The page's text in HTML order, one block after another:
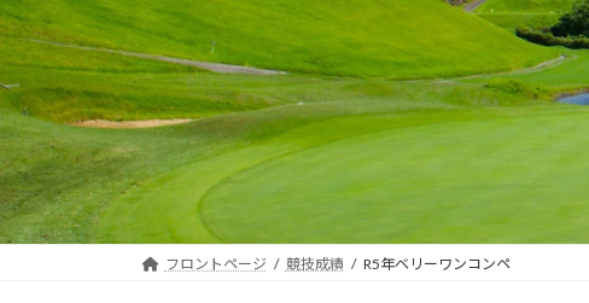
プ
動
フロントページ 競技成績 R5年ベリーワンコンペ